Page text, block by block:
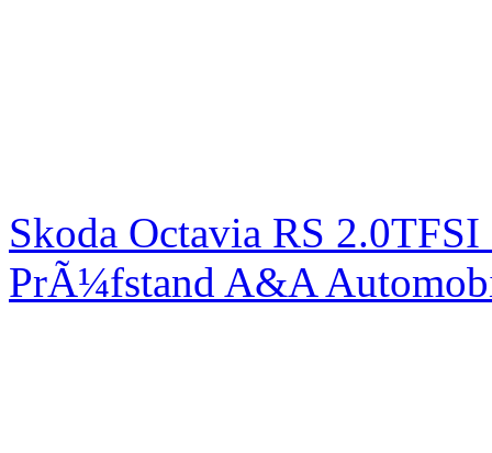
Skoda Octavia RS
PrÃ¼fstand A&A